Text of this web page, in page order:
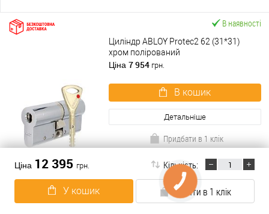
Ціна 12 395 грн. Кількість:
У кошик Купити в 1 клік
В наявності
Циліндр ABLOY Protec2 62 (31*31)
хром полірований
Ціна 7 954 грн.
В кошик
Детальніше
Придбати в 1 клік
До порівняння
У обране
КНОПКА
ЗВ'ЯЗКУ